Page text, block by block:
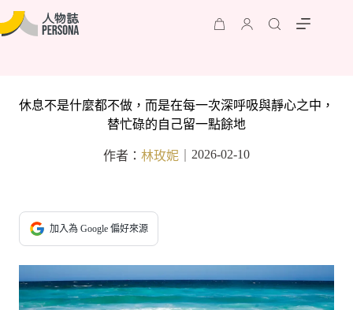
休息不是什麼都不做，而是在每一次深呼吸與靜心之中，
替忙碌的自己留一點餘地
作者： 林玫妮 2026-02-10
加入為 Google 偏好來源